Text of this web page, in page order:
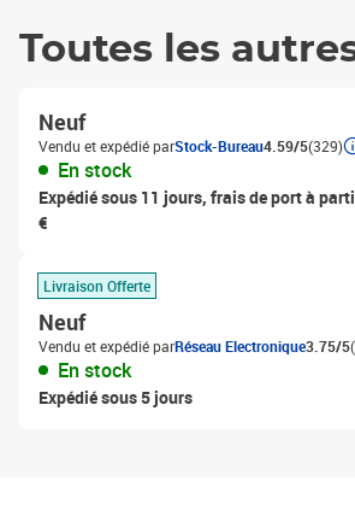
Toutes les
Neuf
Vendu et expédié parStock-Bureau4.59/5(329)
En stock
Expédié sous 11 jours, frais de port à
€
Livraison Offerte
Neuf
Vendu et expédié parRéseau Electronique3.75/5
En stock
Expédié sous 5 jours